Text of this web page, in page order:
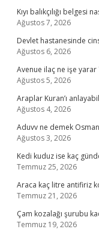
Kıyı balıkçılığı belgesi
Ağustos 7, 2026
Devlet hastanesinde
Ağustos 6, 2026
Avenue ilaç ne işe yarar
Ağustos 5, 2026
Araplar Kuran’ı
Ağustos 4, 2026
Aduvv ne demek
Ağustos 3, 2026
Kedi kuduz ise kaç
Temmuz 25, 2026
Araca kaç litre antifiriz
Temmuz 21, 2026
Çam kozalağı şurubu
Temmuz 19, 2026